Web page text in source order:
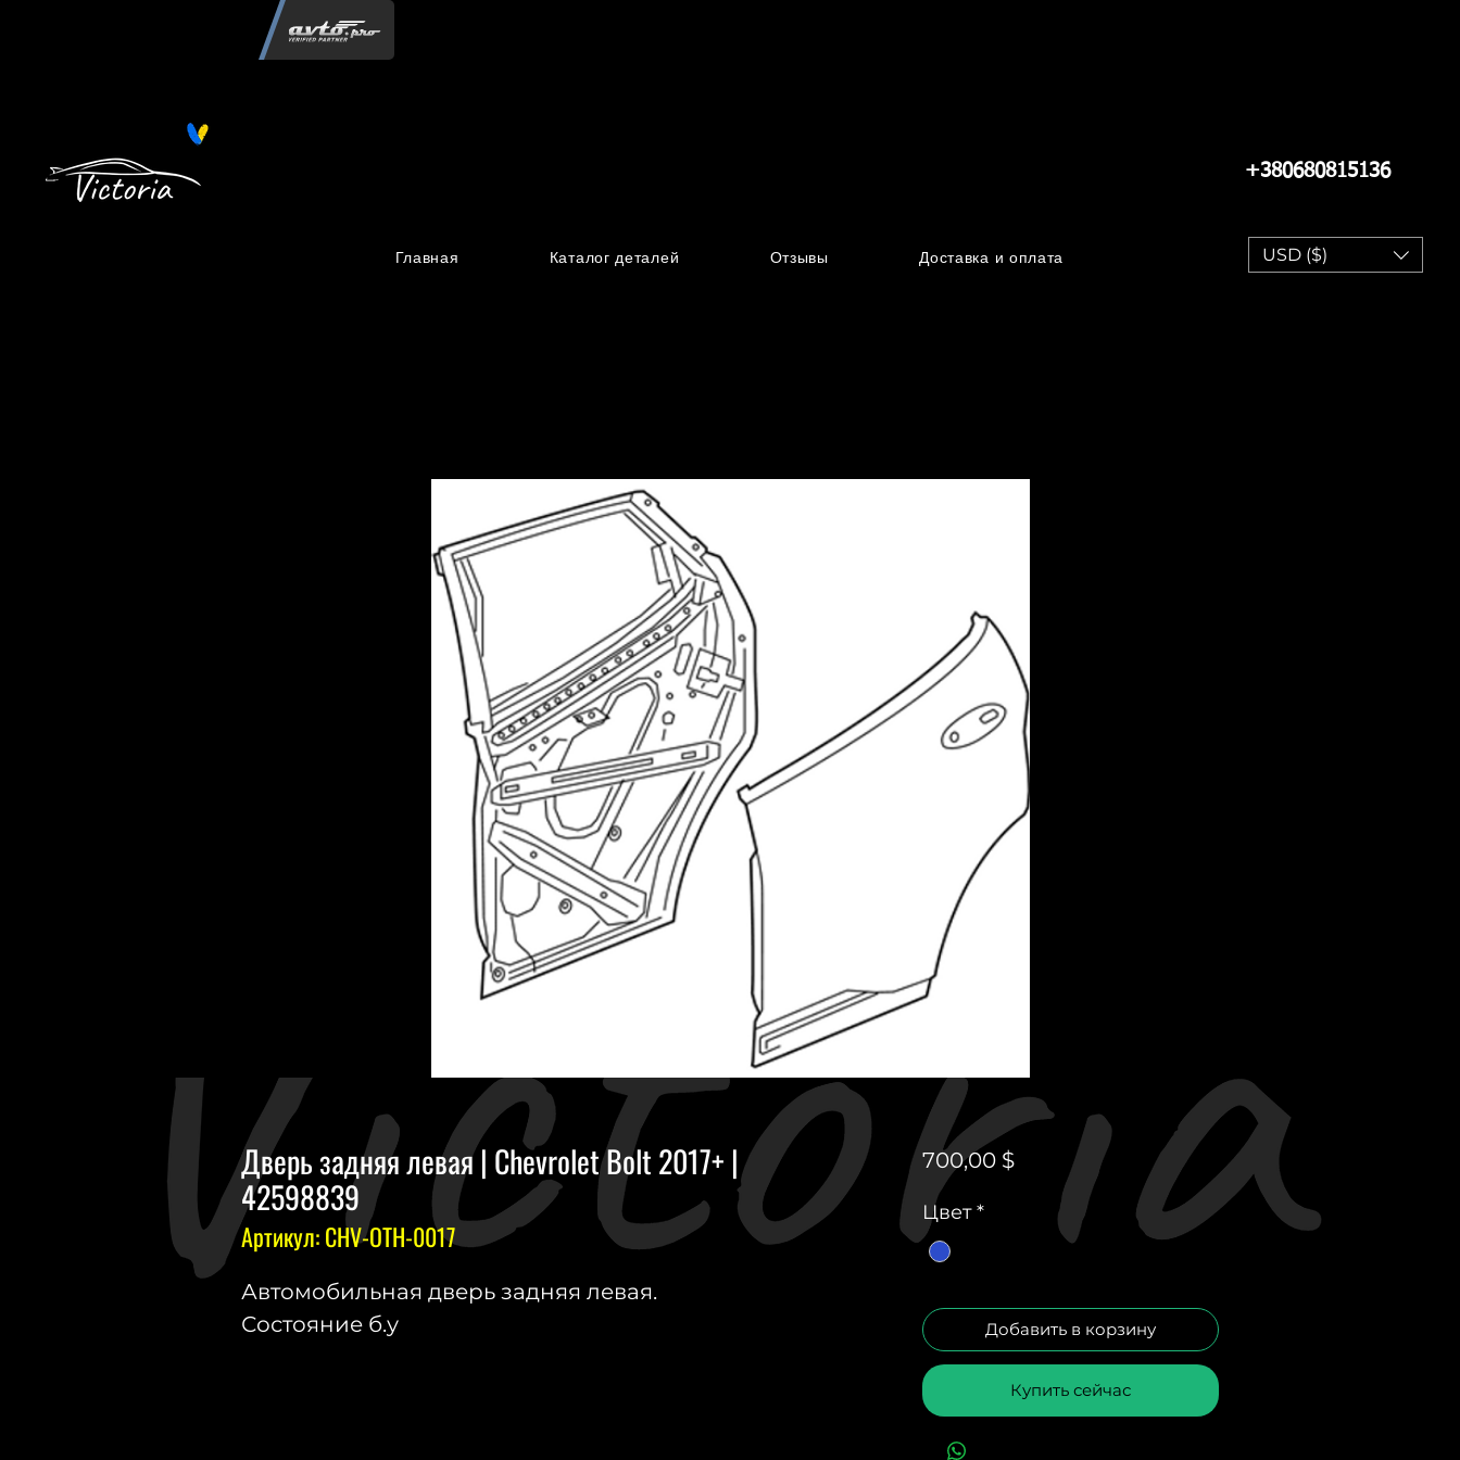
Інтернет-магазин автозапчастин "Вікторія"
Главная Каталог деталей Отзывы Доставка и оплата
+380680815136
USD ($)
Дверь задняя левая | Chevrolet Bolt 2017+ |
42598839
Артикул: CHV-OTH-0017
Автомобильная дверь задняя левая.
Состояние б.у
700,00 $Цена
Цвет*
Добавить в корзину
Купить сейчас